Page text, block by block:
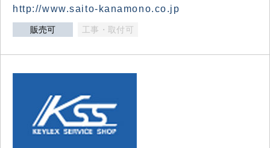
http://www.saito-kanamono.co.jp
販売可 工事・取付可